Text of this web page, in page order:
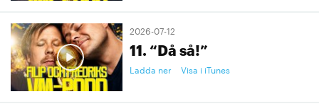
2026-07-12
11. “Då så!”
Ladda ner Visa i iTunes